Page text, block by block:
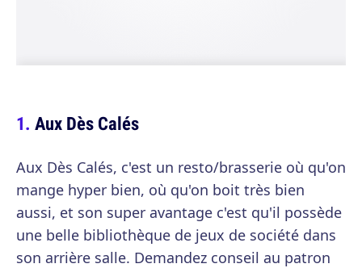
Aux Dès Calés
Aux Dès Calés, c'est un resto/brasserie où qu'on
mange hyper bien, où qu'on boit très bien
aussi, et son super avantage c'est qu'il possède
une belle bibliothèque de jeux de société dans
son arrière salle. Demandez conseil au patron